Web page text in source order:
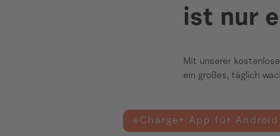
ist nur
Mit unserer
ein großes, täglich
eCharge+ App für